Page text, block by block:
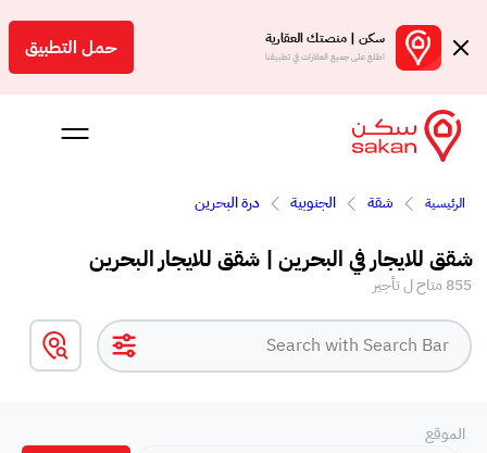
سكن | منصتك العقارية
اطلع على جميع العقارات في تطبيقنا حمل التطبيق
الرئيسية شقة الجنوبية درة البحرين
شقق للايجار في البحرين | شقق للايجار البحرين
855 متاح ل تأجير
الموقع